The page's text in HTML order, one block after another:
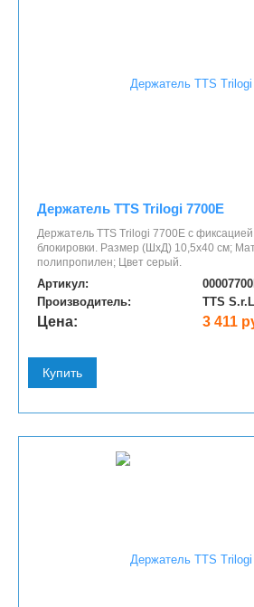
Держатель TTS Trilogi 7700E
Держатель TTS Trilogi 7700E с
блокировки. Размер (ШхД) 10,5х40 см;
полипропилен; Цвет серый.
Артикул:
Производитель:
TTS S.r.L
Цена: 3 411
Купить